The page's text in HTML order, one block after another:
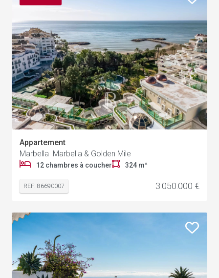
Appartement
Marbella Marbella & Golden Mile
12 chambres à coucher 324 m²
REF: 86690007 3.050.000 €